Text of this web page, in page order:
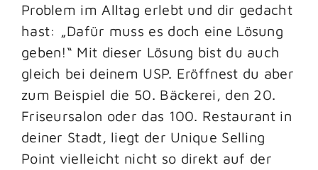
Problem im Alltag erlebt und dir gedacht
hast: „Dafür muss es doch eine Lösung
geben!“ Mit dieser Lösung bist du auch
gleich bei deinem USP. Eröffnest du aber
zum Beispiel die 50. Bäckerei, den 20.
Friseursalon oder das 100. Restaurant in
deiner Stadt, liegt der Unique Selling
Point vielleicht nicht so direkt auf der